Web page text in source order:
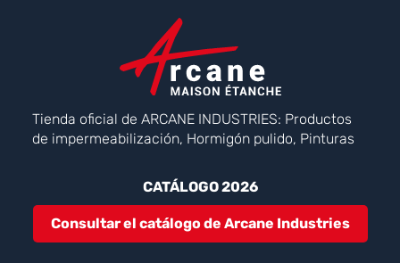
Tienda oficial de ARCANE INDUSTRIES: Productos
de impermeabilización, Hormigón pulido, Pinturas
CATÁLOGO 2026
Consultar el catálogo de Arcane Industries